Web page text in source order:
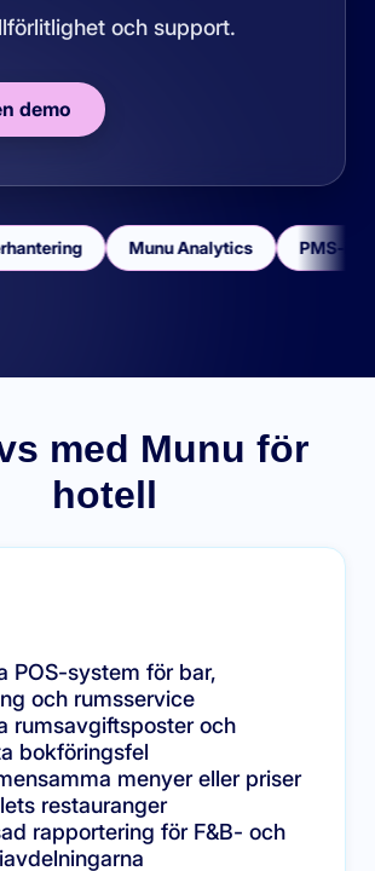
och support.
demo
Munu Analytics PMS-
med Munu för
hotell
POS-system för bar,
och rumsservice
rumsavgiftsposter och
bokföringsfel
menyer eller priser
restauranger
rapportering för F&B- och